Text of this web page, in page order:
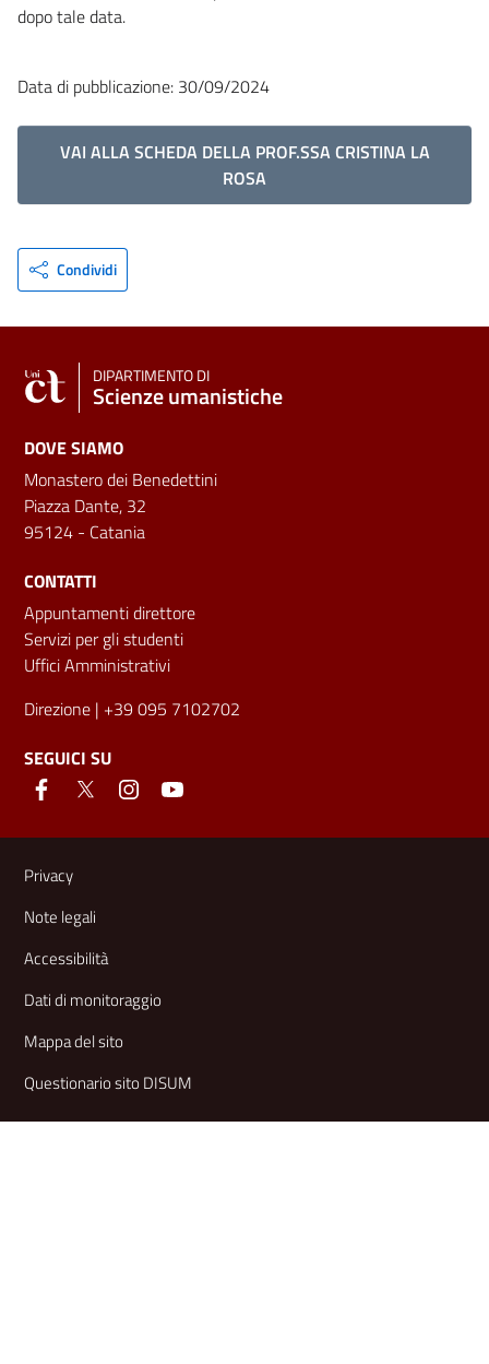
dopo tale data.
Data di pubblicazione: 30/09/2024
VAI ALLA SCHEDA DELLA PROF.SSA CRISTINA LA
ROSA
Condividi
DIPARTIMENTO DI
Scienze umanistiche
DOVE SIAMO
Monastero dei Benedettini
Piazza Dante, 32
95124 - Catania
CONTATTI
Appuntamenti direttore
Servizi per gli studenti
Uffici Amministrativi
Direzione | +39 095 7102702
SEGUICI SU
Link e informazioni utili
Privacy
Note legali
Accessibilità
Dati di monitoraggio
Mappa del sito
Questionario sito DISUM